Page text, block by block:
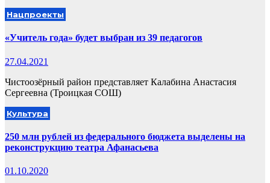
Нацпроекты
«Учитель года» будет выбран из 39 педагогов
27.04.2021
Чистоозёрный район представляет Калабина Анастасия
Сергеевна (Троицкая СОШ)
Культура
250 млн рублей из федерального бюджета выделены на
реконструкцию театра Афанасьева
01.10.2020